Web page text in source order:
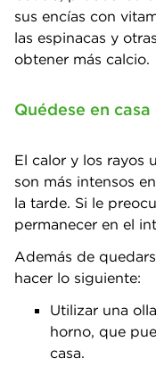
sus encías con
las espinacas y
obtener más calcio.
Quédese en
El calor y los rayos
son más intensos
la tarde. Si le
permanecer en el
Además de
hacer lo siguiente:
Utilizar una
horno, que
casa.